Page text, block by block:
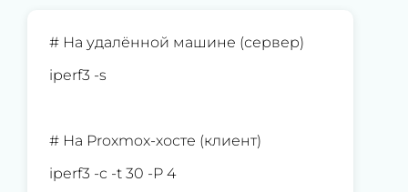
# На удалённой машине (сервер)
iperf3 -s
# На Proxmox-хосте (клиент)
iperf3 -c -t 30 -P 4